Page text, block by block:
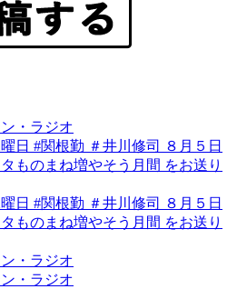
・ラジオ
日 #関根勤 ＃井川修司 ８月５日
ものまね増やそう月間 をお送り
日 #関根勤 ＃井川修司 ８月５日
ものまね増やそう月間 をお送り
・ラジオ
・ラジオ